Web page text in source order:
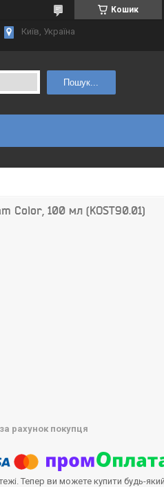
Кошик
Київ, Україна
Пошук...
Color, 100 мл (KOST90.01)
за рахунок покупця
Тепер ви можете купити будь-